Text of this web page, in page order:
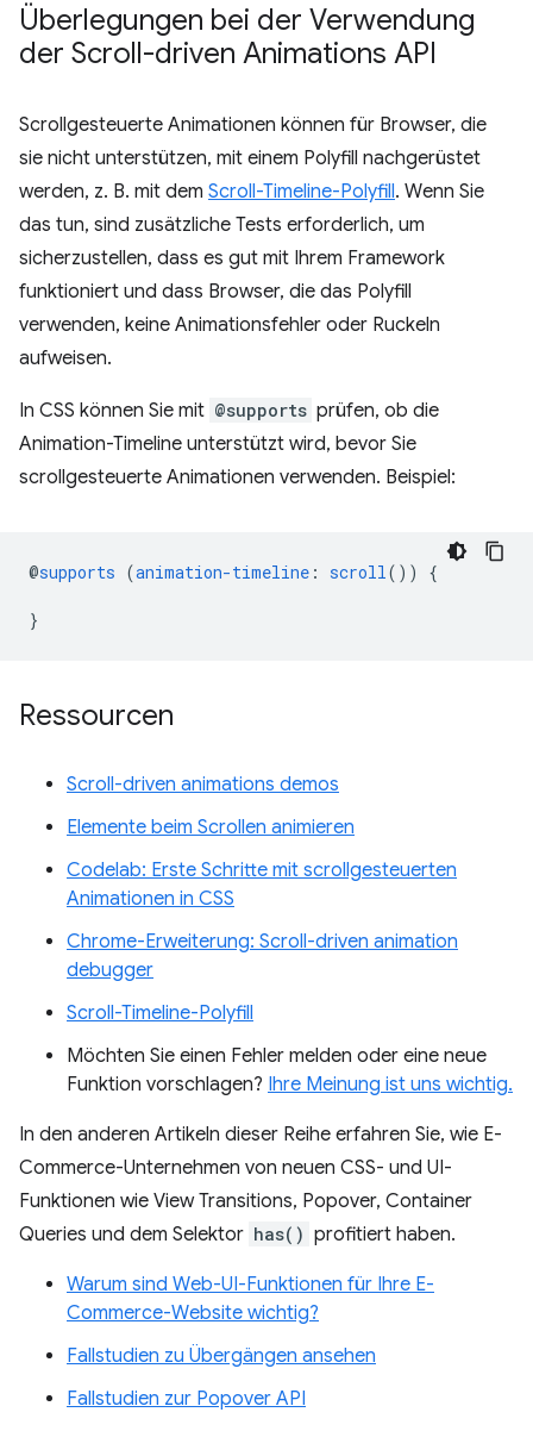
Überlegungen bei der Verwendung
der Scroll-driven Animations API
Scrollgesteuerte Animationen können für Browser, die
sie nicht unterstützen, mit einem Polyfill nachgerüstet
werden, z. B. mit dem Scroll-Timeline-Polyfill. Wenn Sie
das tun, sind zusätzliche Tests erforderlich, um
sicherzustellen, dass es gut mit Ihrem Framework
funktioniert und dass Browser, die das Polyfill
verwenden, keine Animationsfehler oder Ruckeln
aufweisen.
In CSS können Sie mit @supports prüfen, ob die
Animation-Timeline unterstützt wird, bevor Sie
scrollgesteuerte Animationen verwenden. Beispiel:
@supports (animation-timeline : scroll ()) {
}
Ressourcen
Scroll-driven animations demos
Elemente beim Scrollen animieren
Codelab: Erste Schritte mit scrollgesteuerten
Animationen in CSS
Chrome-Erweiterung: Scroll-driven animation
debugger
Scroll-Timeline-Polyfill
Möchten Sie einen Fehler melden oder eine neue
Funktion vorschlagen? Ihre Meinung ist uns wichtig.
In den anderen Artikeln dieser Reihe erfahren Sie, wie E-
Commerce-Unternehmen von neuen CSS- und UI-
Funktionen wie View Transitions, Popover, Container
Queries und dem Selektor has() profitiert haben.
Warum sind Web-UI-Funktionen für Ihre E-
Commerce-Website wichtig?
Fallstudien zu Übergängen ansehen
Fallstudien zur Popover API